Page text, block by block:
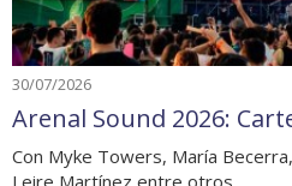
30/07/2026
Arenal Sound 2026:
Con Myke Towers, María
Leire Martínez entre otros